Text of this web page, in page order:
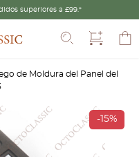
superiores a £99.*
de Moldura del Panel del
-15%